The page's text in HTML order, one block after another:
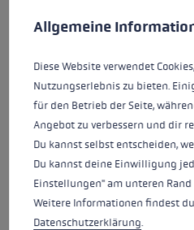
Allgemeine
Diese Website verwendet
Nutzungserlebnis zu bieten.
für den Betrieb der Seite,
Angebot zu verbessern und dir
Du kannst selbst entscheiden,
Du kannst deine Einwilligung
Einstellungen" am unteren
Weitere Informationen findest
Datenschutzerklärung.